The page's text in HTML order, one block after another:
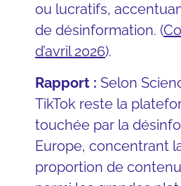
ou lucratifs,
de désinformation. (
d’avril 2026).
Rapport : Selon
TikTok reste la
touchée par la
Europe, concentrant
proportion de